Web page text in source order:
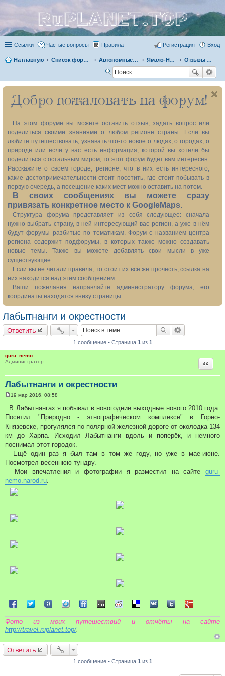
RuPLANET.TOP
Ссылки Частые вопросы Правила Вход
Регистрация
На главную Список форумов Автономные округа Ямало-Ненецкий автономный округ 89 Отзывы о посещении региона
ск
Добро пожаловать на форум!
На этом форуме вы можете оставить отзыв, задать вопрос или
поделиться своими знаниями о любом регионе страны. Если вы
любите путешествовать, узнавать что-то новое о людях, о городах, о
природе или если у вас есть информация, которой вы хотели бы
поделиться с остальным миром, то этот форум будет вам интересен.
Расскажите о своём городе, регионе, что в них есть интересного,
какие достопримечательности стоит посетить, где стоит побывать в
первую очередь, а посещение каких мест можно оставить на потом.
В своих сообщениях вы можете сразу
привязать конкретное место к GoogleMaps.
Структура форума представляет из себя следующее: сначала
нужно выбрать страну, в ней интересующий вас регион, а уже в нём
будут форумы разбитые по тематикам. Форум с названием центра
региона содержит подфорумы, в которых также можно создавать
новые темы. Также вы можете добавлять свои мысли в уже
существующие.
Если вы не читали правила, то стоит их всё же прочесть, ссылка на
них находится над этим сообщением.
Ваши пожелания направляйте администратору форума, его
координаты находятся внизу страницы.
Лабытнанги и окрестности
Ответить
1 сообщение • Страница 1 из 1
guru_nemo
Администратор
Лабытнанги и окрестности
Цитата
о
о
б
е
н
е
19 мар 2016, 08:58
В Лабытнангах я побывал в новогодние выходные нового 2010 года.
Посетил "Природно - этнографическом комплексе" в Горно-
Князевске, прогулялся по полярной железной дороге от околодка 134
км до Харпа. Исходил Лабытнанги вдоль и поперёк, и немного
поснимал этот городок.
Ещё один раз я был там в том же году, но уже в мае-июне.
Посмотрел весеннюю тундру.
Мои впечатления и фотографии я разместил на сайте guru-
nemo.narod.ru.
Поделиться в Facebook
Поделиться в Twitter
Поделиться в Tuenti
Поделиться в Sonico
Поделиться в FriendFeed
Поделиться в Digg
Поделиться в Reddit
Поделиться в Delicious
Поделиться в VK
Поделиться в
Поделиться
Фото из моих путешествий и отчёты на сайте
http://travel.ruplanet.top/.
Ответить
1 сообщение • Страница 1 из 1